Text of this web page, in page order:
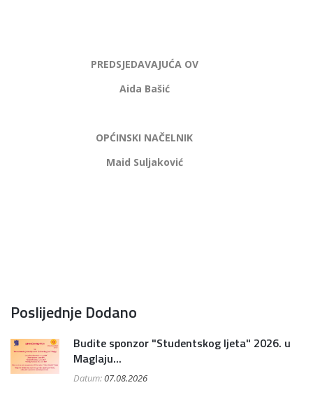
PREDSJEDAVAJUĆA OV
Aida Bašić
OPĆINSKI NAČELNIK
Maid Suljaković
Poslijednje Dodano
Budite sponzor "Studentskog ljeta" 2026. u
Maglaju...
Datum:07.08.2026